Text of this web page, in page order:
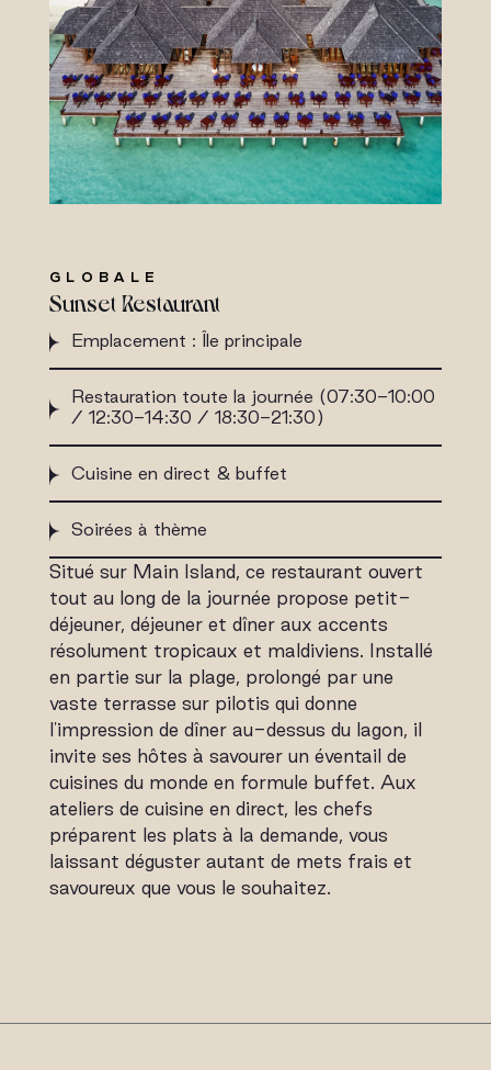
GLOBALE
Sunset Restaurant
Emplacement : Île principale
Restauration toute la journée (07:30-10:00
/ 12:30-14:30 / 18:30-21:30)
Cuisine en direct & buffet
Soirées à thème
Situé sur Main Island, ce restaurant ouvert
tout au long de la journée propose petit-
déjeuner, déjeuner et dîner aux accents
résolument tropicaux et maldiviens. Installé
en partie sur la plage, prolongé par une
vaste terrasse sur pilotis qui donne
l'impression de dîner au-dessus du lagon, il
invite ses hôtes à savourer un éventail de
cuisines du monde en formule buffet. Aux
ateliers de cuisine en direct, les chefs
préparent les plats à la demande, vous
laissant déguster autant de mets frais et
savoureux que vous le souhaitez.